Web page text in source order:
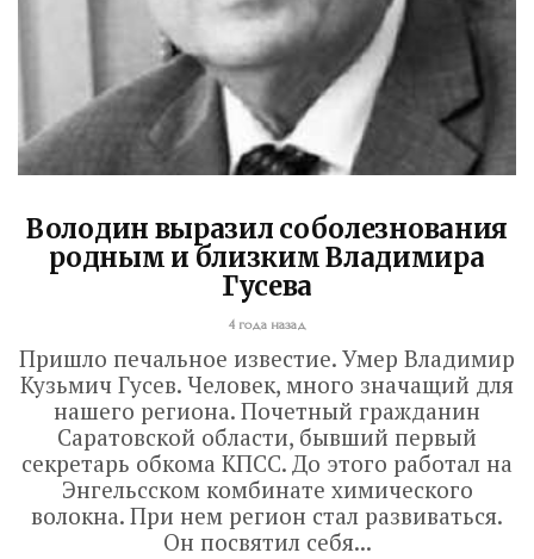
Володин выразил соболезнования
родным и близким Владимира
Гусева
4 года назад
Пришло печальное известие. Умер Владимир
Кузьмич Гусев. Человек, много значащий для
нашего региона. Почетный гражданин
Саратовской области, бывший первый
секретарь обкома КПСС. До этого работал на
Энгельсском комбинате химического
волокна. При нем регион стал развиваться.
Он посвятил себя...
Володин: 31 августа
РАБОТЫ БУДУТ
ЗАВЕРШЕНЫ
Вячеслав Володин посетил высшее
артиллерийское командное училище в
Саратове. В настоящее время на
завершающий этап вышла
реконструкция крытого бассейна и
строительство открытого всепогодного
стадиона. Задача – сдать объекты до...
Read More